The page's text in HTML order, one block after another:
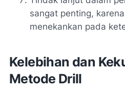
sangat penting,
menekankan pada
Kelebihan dan
Metode Drill